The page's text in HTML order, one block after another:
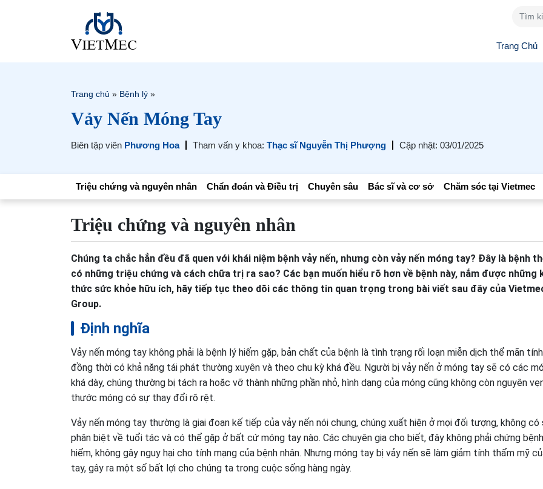
Trang Chủ
Trang chủ » Bệnh lý »
Vảy Nến Móng Tay
Biên tập viên Phương Hoa Tham vấn y khoa: Thạc sĩ Nguyễn Thị Phượng Cập nhật: 03/01/2025
Triệu chứng và nguyên nhân Chẩn đoán và Điều trị Chuyên sâu Bác sĩ và cơ sở Chăm sóc tại Vietmec
Triệu chứng và nguyên nhân
Chúng ta chắc hẳn đều đã quen với khái niệm bệnh vảy nến, nhưng còn vảy nến móng tay? Đây là bệnh
có những triệu chứng và cách chữa trị ra sao? Các bạn muốn hiểu rõ hơn về bệnh này, nắm được những
thức sức khỏe hữu ích, hãy tiếp tục theo dõi các thông tin quan trọng trong bài viết sau đây của
Group.
Định nghĩa
Vảy nến móng tay không phải là bệnh lý hiếm gặp, bản chất của bệnh là tình trạng rối loạn miễn dịch thể mãn
đồng thời có khả năng tái phát thường xuyên và theo chu kỳ khá đều. Người bị vảy nến ở móng tay sẽ có các
khá dày, chúng thường bị tách ra hoặc vỡ thành những phần nhỏ, hình dạng của móng cũng không còn nguyên
thước móng có sự thay đổi rõ rệt.
Vảy nến móng tay thường là giai đoạn kế tiếp của vảy nến nói chung, chúng xuất hiện ở mọi đối tượng, không có
phân biệt về tuổi tác và có thể gặp ở bất cứ móng tay nào. Các chuyên gia cho biết, đây không phải chứng
hiểm, không gây nguy hại cho tính mạng của bệnh nhân. Nhưng móng tay bị vảy nến sẽ làm giảm tính thẩm mỹ
tay, gây ra một số bất lợi cho chúng ta trong cuộc sống hàng ngày.